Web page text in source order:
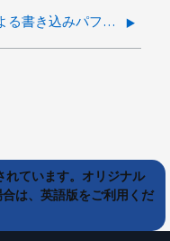
バックツーバックの整合ポイントによる書き込みパフォーマンスへの影響
れています。オリジナル
は、英語版をご利用くだ